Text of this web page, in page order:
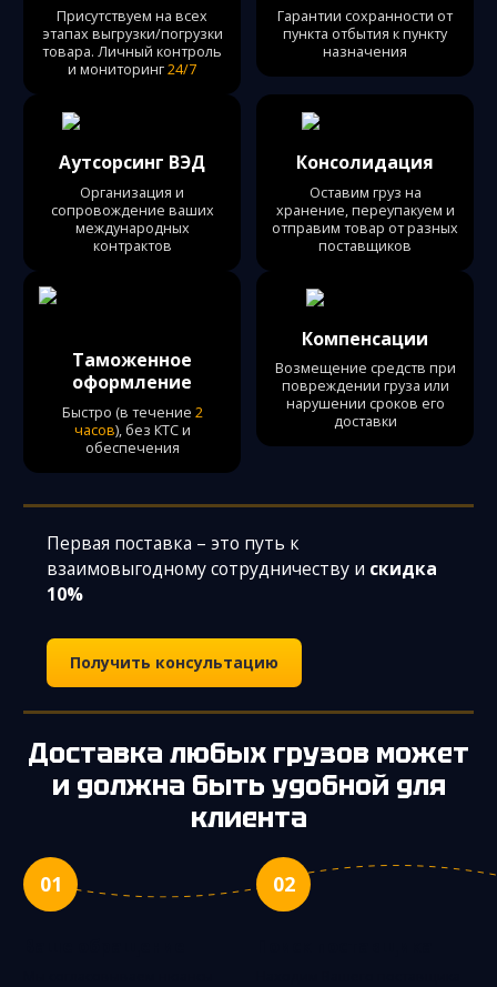
Присутствуем на всех
этапах выгрузки/погрузки
товара. Личный контроль
и мониторинг24/7
Гарантии сохранности от
пункта отбытия к пункту
назначения
Аутсорсинг ВЭД
Организация и
сопровождение ваших
международных
контрактов
Консолидация
Оставим груз на
хранение, переупакуем и
отправим товар от разных
поставщиков
Таможенное
оформление
Быстро (в течение 2
часов), без КТС и
обеспечения
Компенсации
Возмещение средств при
повреждении груза или
нарушении сроков его
доставки
Первая поставка – это путь к
взаимовыгодному сотрудничеству и скидка
10%
Получить консультацию
Доставка любых грузов может
и должна быть удобной для
клиента
01 02